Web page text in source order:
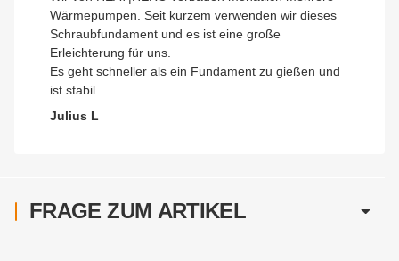
Wärmepumpen. Seit kurzem verwenden wir dieses
Schraubfundament und es ist eine große
Erleichterung für uns.
Es geht schneller als ein Fundament zu gießen und
ist stabil.
Julius L
FRAGE ZUM ARTIKEL